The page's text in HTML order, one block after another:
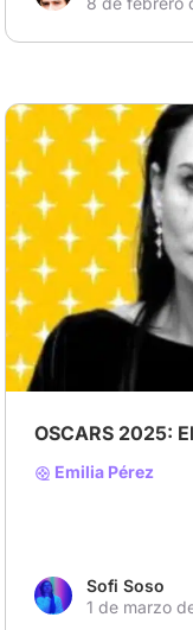
# Analizando los
OSCARS 2025:
Emilia Pérez
Sofi Soso
1 de marzo